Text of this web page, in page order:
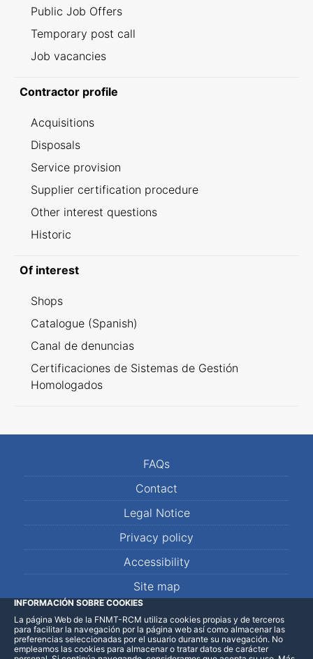
Public Job Offers
Temporary post call
Job vacancies
Contractor profile
Acquisitions
Disposals
Service provision
Supplier certification procedure
Other interest questions
Historic
Of interest
Shops
Catalogue (Spanish)
Canal de denuncias
Certificaciones de Sistemas de Gestión
Homologados
FAQs
Contact
Legal Notice
Privacy policy
Accessibility
Site map
LinkedInFacebookWhatsApp
INFORMACIÓN SOBRE COOKIES
La página Web de la FNMT-RCM utiliza cookies propias y de terceros
para facilitar la navegación por la página web así como almacenar las
preferencias seleccionadas por el usuario durante su navegación. No
empleamos las cookies para almacenar o tratar datos de carácter